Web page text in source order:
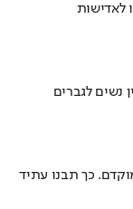
לאדישות
נשים לגברים
כך תבנו עתיד